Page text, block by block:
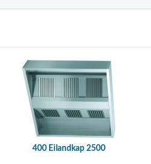
400 Eilandkap 2500